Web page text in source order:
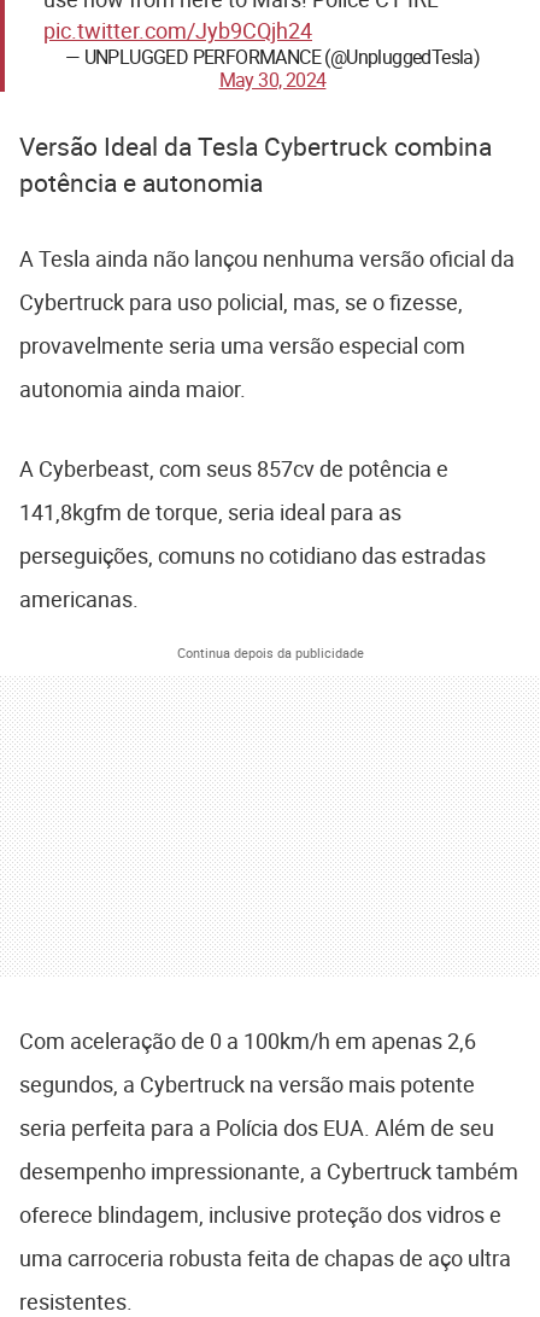
pic.twitter.com/Jyb9CQjh24
— UNPLUGGED PERFORMANCE (@UnpluggedTesla)
May 30, 2024
Versão Ideal da Tesla Cybertruck combina
potência e autonomia
A Tesla ainda não lançou nenhuma versão oficial da
Cybertruck para uso policial, mas, se o fizesse,
provavelmente seria uma versão especial com
autonomia ainda maior.
A Cyberbeast, com seus 857cv de potência e
141,8kgfm de torque, seria ideal para as
perseguições, comuns no cotidiano das estradas
americanas.
Continua depois da publicidade
Com aceleração de 0 a 100km/h em apenas 2,6
segundos, a Cybertruck na versão mais potente
seria perfeita para a Polícia dos EUA. Além de seu
desempenho impressionante, a Cybertruck também
oferece blindagem, inclusive proteção dos vidros e
uma carroceria robusta feita de chapas de aço ultra
resistentes.